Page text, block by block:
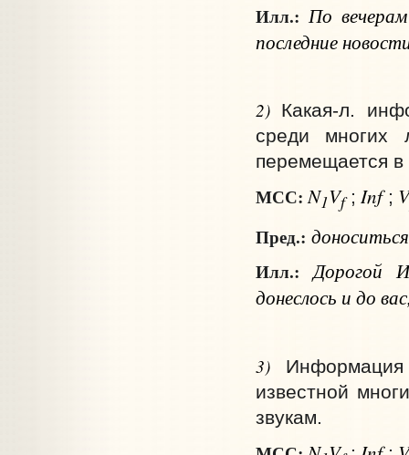
Илл.: По
последние
2) Какая‑л.
среди многих
перемещается в
МСС: N1Vf; Inf; V
Пред.:
Илл.: Дорогой
донеслось и до
3)
известной
звукам.